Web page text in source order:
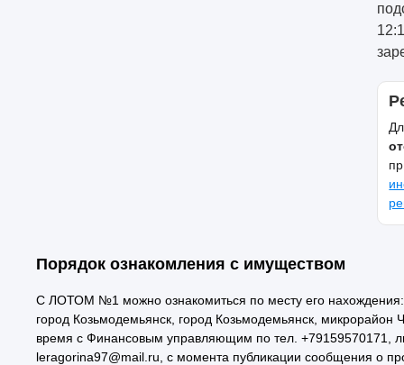
Порядок ознакомления с имуществом
С ЛОТОМ №1 можно ознакомиться по месту его нахождения:
город Козьмодемьянск, город Козьмодемьянск,
время с Финансовым управляющим по тел. +79159570171,
leragorina97@mail.ru, с момента публикации сообщения о